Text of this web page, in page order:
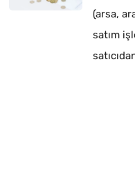
(arsa,
satım